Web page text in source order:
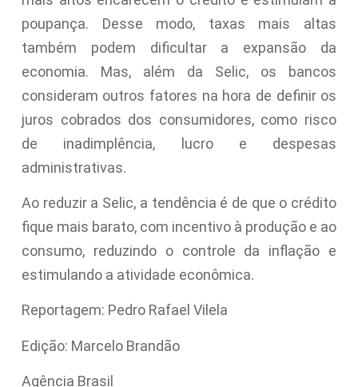
poupança. Desse modo, taxas mais altas
também podem dificultar a expansão da
economia. Mas, além da Selic, os bancos
consideram outros fatores na hora de definir os
juros cobrados dos consumidores, como risco
de inadimplência, lucro e despesas
administrativas.
Ao reduzir a Selic, a tendência é de que o crédito
fique mais barato, com incentivo à produção e ao
consumo, reduzindo o controle da inflação e
estimulando a atividade econômica.
Reportagem: Pedro Rafael Vilela
Edição: Marcelo Brandão
Agência Brasil